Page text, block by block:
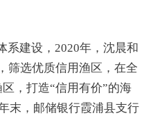
系建设，2020年，沈晨和
筛选优质信用渔区，在全
，打造“信用有价”的海
末，邮储银行霞浦县支行